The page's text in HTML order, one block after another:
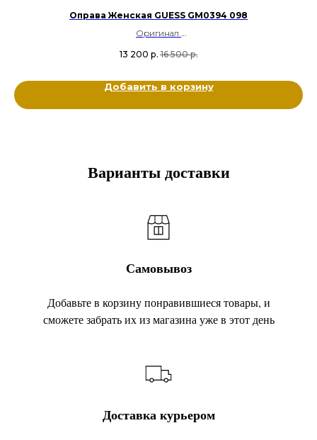
Оправа Женская GUESS GM0394 098
Оригинал
Цвет: Изумруд, Золотой
13 200 р. 16 500 р.
Добавить в корзину
Варианты доставки
Самовывоз
Добавьте в корзину понравившиеся товары, и
сможете забрать их из магазина уже в этот день
Доставка курьером